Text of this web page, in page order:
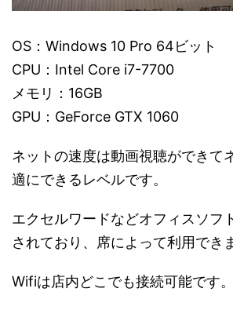
OS：Windows 10 Pro 64ビット
CPU：Intel Core i7-7700
メモリ：16GB
GPU：GeForce GTX 1060
ネットの速度は動画視聴ができて
適にできるレベルです。
エクセルワードなどオフィスソフ
されており、席によって利用でき
Wifiは店内どこでも接続可能です。